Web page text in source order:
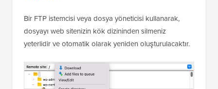
Bir FTP istemcisi veya dosya yöneticisi kullanarak,
dosyayı web sitenizin kök dizininden silmeniz
yeterlidir ve otomatik olarak yeniden oluşturulacaktır.